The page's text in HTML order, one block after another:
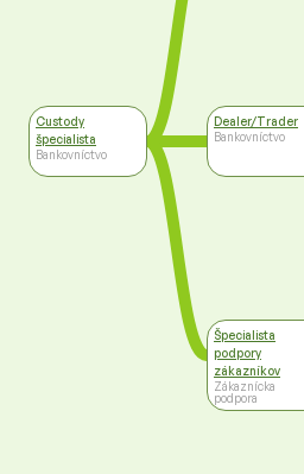
Custody
špecialista
Bankovníctvo
Dealer/Trader
Bankovníctvo
Špecialista
podpory
zákazníkov
Zákaznícka
podpora